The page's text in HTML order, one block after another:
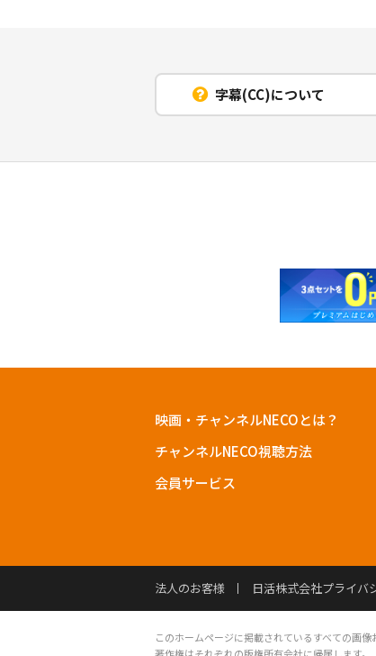
字幕(CC)について
映画・チャンネルNECOとは？
チャンネルNECO視聴方法
会員サービス
法人のお客様 日活株式会社プライバ
このホームページに掲載されているすべての画